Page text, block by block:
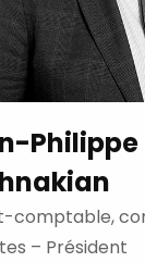
Philippe
comptable,
– Président